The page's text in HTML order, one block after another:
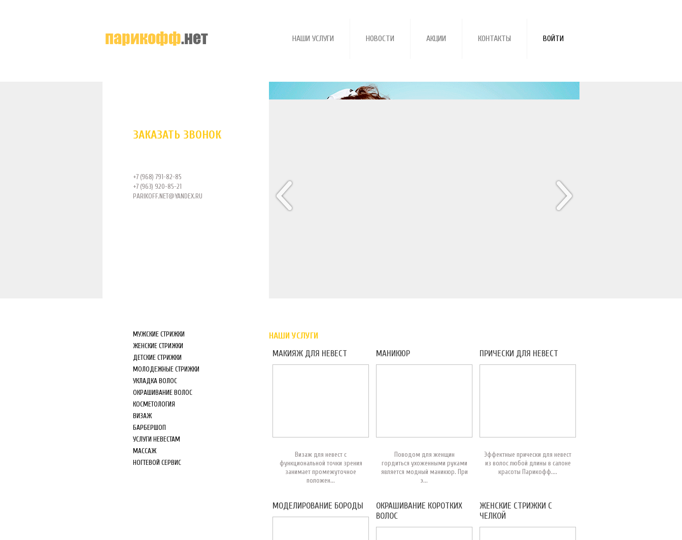
НАШИ УСЛУГИ НОВОСТИ АКЦИИ КОНТАКТЫ ВОЙТИ
ЗАКАЗАТЬ ЗВОНОК
+7 (968) 791-82-85
+7 (963) 920-85-21
PARIKOFF.NET@YANDEX.RU
МУЖСКИЕ СТРИЖКИ
ЖЕНСКИЕ СТРИЖКИ
ДЕТСКИЕ СТРИЖКИ
МОЛОДЕЖНЫЕ СТРИЖКИ
УКЛАДКА ВОЛОС
ОКРАШИВАНИЕ ВОЛОС
КОСМЕТОЛОГИЯ
ВИЗАЖ
БАРБЕРШОП
УСЛУГИ НЕВЕСТАМ
МАССАЖ
НОГТЕВОЙ СЕРВИС
НАШИ УСЛУГИ
МАКИЯЖ ДЛЯ НЕВЕСТ
Визаж для невест с
функциональной точки зрения
занимает промежуточное
положен...
МАНИКЮР
Поводом для женщин
гордиться ухоженными руками
является модный маникюр. При
э...
ПРИЧЕСКИ ДЛЯ НЕВЕСТ
Эффектные прически для невест
из волос любой длины в салоне
красоты Парикофф....
МОДЕЛИРОВАНИЕ БОРОДЫ
ОКРАШИВАНИЕ КОРОТКИХ
ВОЛОС
ЖЕНСКИЕ СТРИЖКИ С
ЧЕЛКОЙ